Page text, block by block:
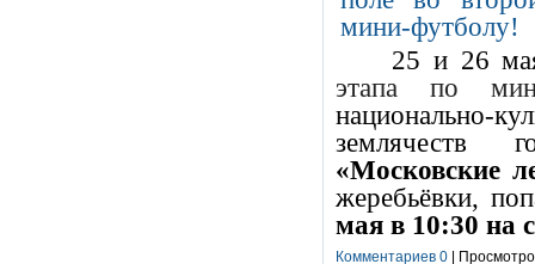
25 и 26
этапа по
национально-
«Московские
жеребьёвки,
мая в 10:30 на
Комментариев 0 |